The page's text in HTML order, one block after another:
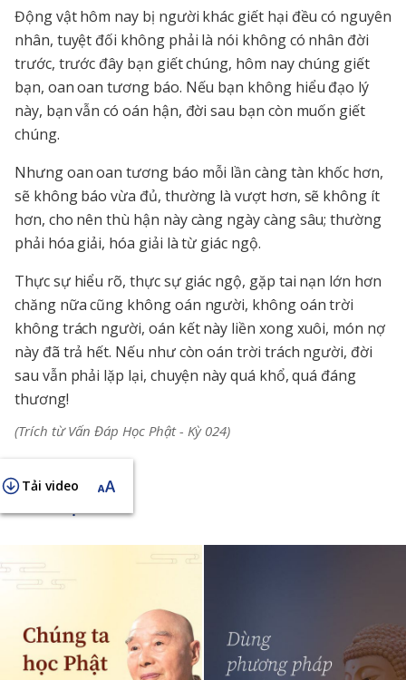
Động vật hôm nay bị người khác giết hại đều có nguyên
nhân, tuyệt đối không phải là nói không có nhân đời
trước, trước đây bạn giết chúng, hôm nay chúng giết
bạn, oan oan tương báo. Nếu bạn không hiểu đạo lý
này, bạn vẫn có oán hận, đời sau bạn còn muốn giết
chúng.
Nhưng oan oan tương báo mỗi lần càng tàn khốc hơn,
sẽ không báo vừa đủ, thường là vượt hơn, sẽ không ít
hơn, cho nên thù hận này càng ngày càng sâu; thường
phải hóa giải, hóa giải là từ giác ngộ.
Thực sự hiểu rõ, thực sự giác ngộ, gặp tai nạn lớn hơn
chăng nữa cũng không oán người, không oán trời
không trách người, oán kết này liền xong xuôi, món nợ
này đã trả hết. Nếu như còn oán trời trách người, đời
sau vẫn phải lặp lại, chuyện này quá khổ, quá đáng
thương!
(Trích từ Vấn Đáp Học Phật - Kỳ 024)
Tải video